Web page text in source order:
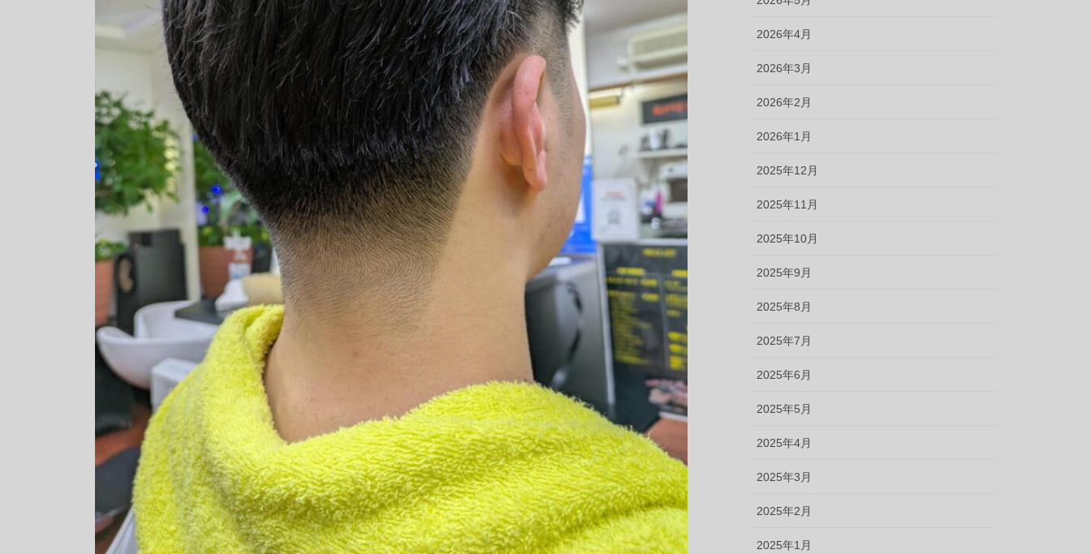
2026年4月
2026年3月
2026年2月
2026年1月
2025年12月
2025年11月
2025年10月
2025年9月
2025年8月
2025年7月
2025年6月
2025年5月
2025年4月
2025年3月
2025年2月
2025年1月